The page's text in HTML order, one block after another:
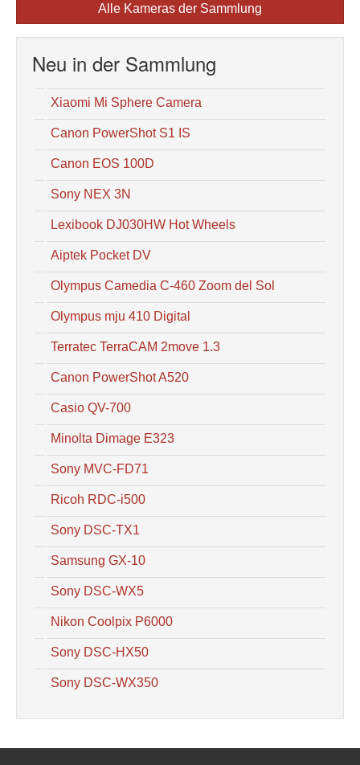
Alle Kameras der Sammlung
Neu in der Sammlung
Xiaomi Mi Sphere Camera
Canon PowerShot S1 IS
Canon EOS 100D
Sony NEX 3N
Lexibook DJ030HW Hot Wheels
Aiptek Pocket DV
Olympus Camedia C-460 Zoom del Sol
Olympus mju 410 Digital
Terratec TerraCAM 2move 1.3
Canon PowerShot A520
Casio QV-700
Minolta Dimage E323
Sony MVC-FD71
Ricoh RDC-i500
Sony DSC-TX1
Samsung GX-10
Sony DSC-WX5
Nikon Coolpix P6000
Sony DSC-HX50
Sony DSC-WX350